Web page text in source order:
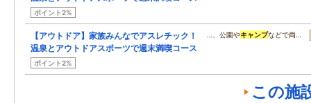
ポイント2%
【アウトドア】家族みんなでアスレチック！
温泉とアウトドアスポーツで週末満喫コース
ポイント2%
…、公園やキャンプなどで両…
この施